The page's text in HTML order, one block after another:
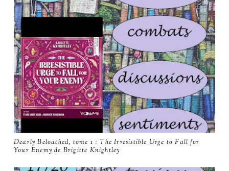
Dearly Beloathed, tome 1 : The Irresistible Urge to Fall for
Your Enemy de Brigitte Knightley